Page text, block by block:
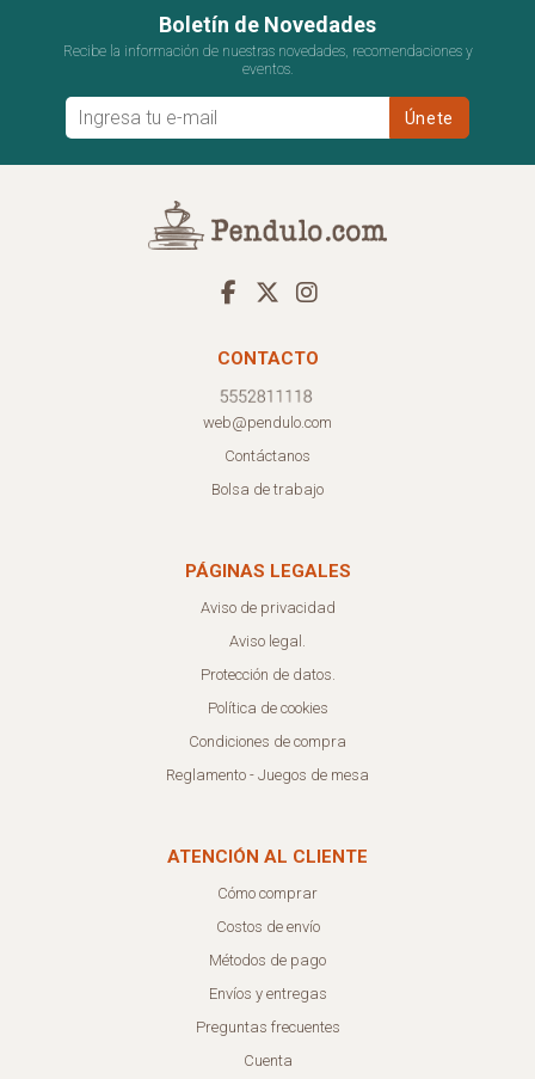
Boletín de Novedades
Recibe la información de nuestras novedades, recomendaciones y
eventos.
CONTACTO
web@pendulo.com
Contáctanos
Bolsa de trabajo
PÁGINAS LEGALES
Aviso de privacidad
Aviso legal.
Protección de datos.
Política de cookies
Condiciones de compra
Reglamento - Juegos de mesa
ATENCIÓN AL CLIENTE
Cómo comprar
Costos de envío
Métodos de pago
Envíos y entregas
Preguntas frecuentes
Cuenta